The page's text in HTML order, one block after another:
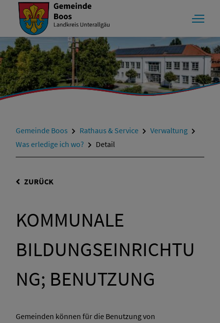
Gemeinde Boos Rathaus & Service
Verwaltung
Was erledige ich wo?
Detail
ZURÜCK
KOMMUNALE
BILDUNGSEINRICHTU
NG; BENUTZUNG
Gemeinden können für die Benutzung von